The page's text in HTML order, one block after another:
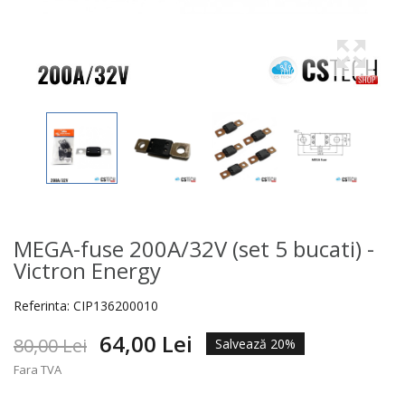
MEGA-fuse 200A/32V (set 5 bucati) -
Victron Energy
Referinta: CIP136200010
80,00 Lei 64,00 Lei Salvează 20%
Fara TVA